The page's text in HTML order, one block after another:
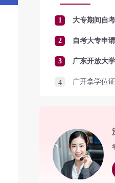
1 大专期间自
2
3
4 广开拿学位